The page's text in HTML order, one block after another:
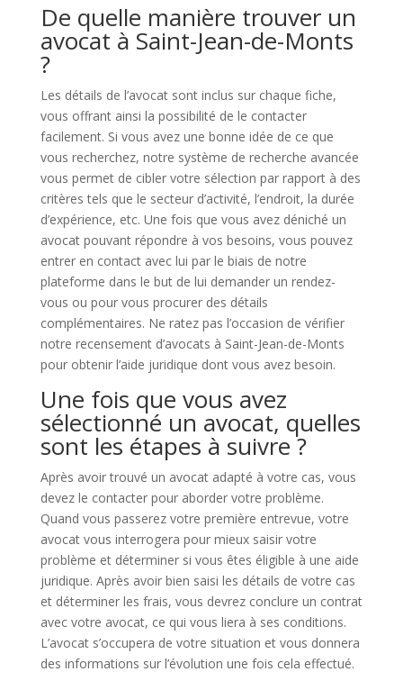
De quelle manière trouver un
avocat à Saint-Jean-de-Monts
?
Les détails de l’avocat sont inclus sur chaque fiche,
vous offrant ainsi la possibilité de le contacter
facilement. Si vous avez une bonne idée de ce que
vous recherchez, notre système de recherche avancée
vous permet de cibler votre sélection par rapport à des
critères tels que le secteur d’activité, l’endroit, la durée
d’expérience, etc. Une fois que vous avez déniché un
avocat pouvant répondre à vos besoins, vous pouvez
entrer en contact avec lui par le biais de notre
plateforme dans le but de lui demander un rendez-
vous ou pour vous procurer des détails
complémentaires. Ne ratez pas l’occasion de vérifier
notre recensement d’avocats à Saint-Jean-de-Monts
pour obtenir l’aide juridique dont vous avez besoin.
Une fois que vous avez
sélectionné un avocat, quelles
sont les étapes à suivre ?
Après avoir trouvé un avocat adapté à votre cas, vous
devez le contacter pour aborder votre problème.
Quand vous passerez votre première entrevue, votre
avocat vous interrogera pour mieux saisir votre
problème et déterminer si vous êtes éligible à une aide
juridique. Après avoir bien saisi les détails de votre cas
et déterminer les frais, vous devrez conclure un contrat
avec votre avocat, ce qui vous liera à ses conditions.
L’avocat s’occupera de votre situation et vous donnera
des informations sur l’évolution une fois cela effectué.